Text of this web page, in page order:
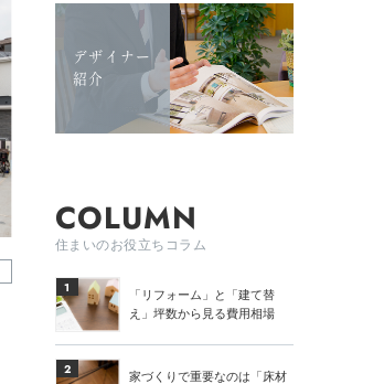
デザイナー
紹介
COLUMN
住まいのお役立ちコラム
1
「リフォーム」と「建て替
え」坪数から見る費用相場
2
家づくりで重要なのは「床材